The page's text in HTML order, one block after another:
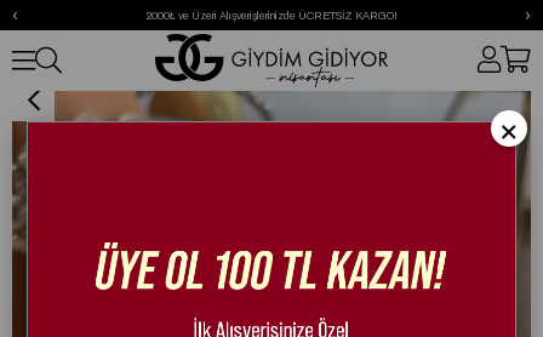
2000₺ ve Üzeri Alışverişlerinizde ÜCRETSİZ KARGO!
‹ ›
Elia Terlik Siyah
×